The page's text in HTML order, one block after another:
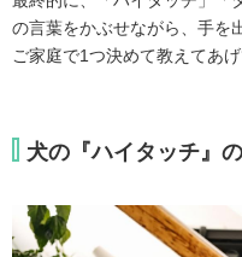
の言葉をかぶせながら、手を
ご家庭で1つ決めて教えてあげ
犬の『ハイタッチ』